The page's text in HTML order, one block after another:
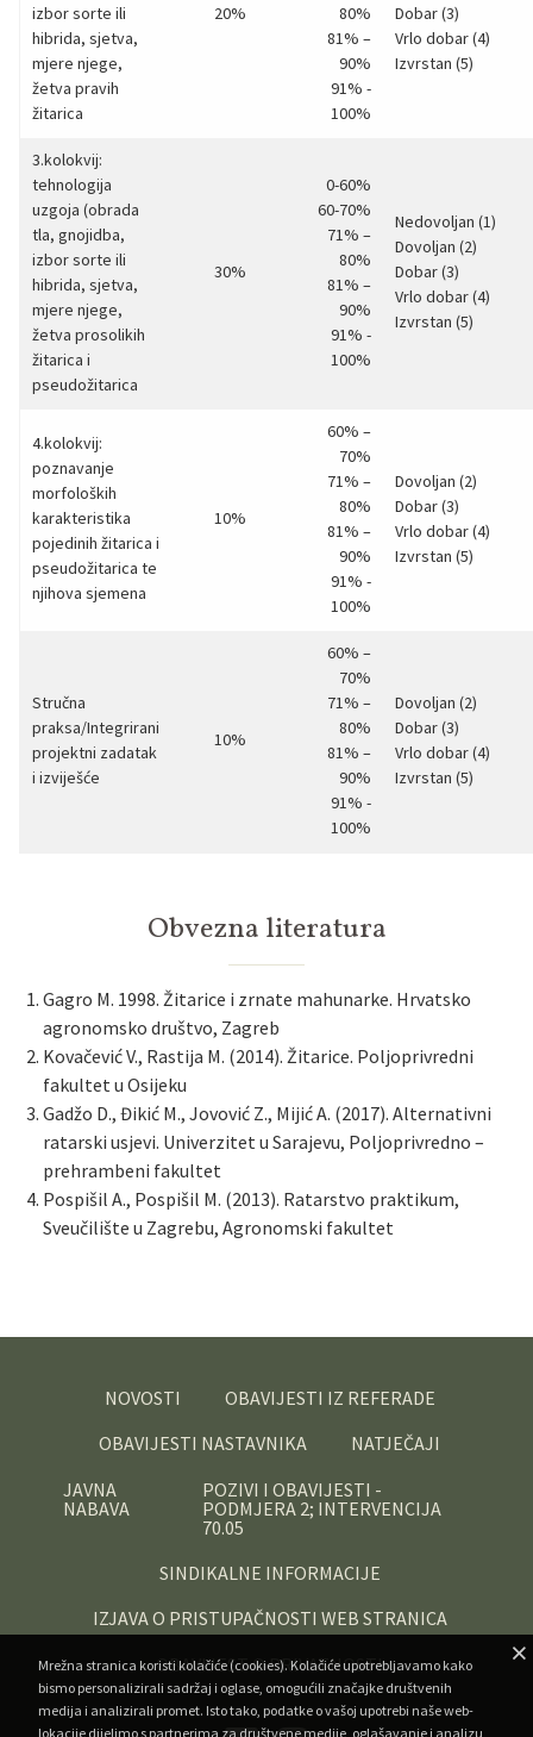
izbor sorte ili
hibrida, sjetva,
mjere njege,
žetva pravih
žitarica
20%
80%
81% –
90%
91% -
100%
Dobar (3)
Vrlo dobar (4)
Izvrstan (5)
3.kolokvij:
tehnologija
uzgoja (obrada
tla, gnojidba,
izbor sorte ili
hibrida, sjetva,
mjere njege,
žetva prosolikih
žitarica i
pseudožitarica
30%
0-60%
60-70%
71% –
80%
81% –
90%
91% -
100%
Nedovoljan (1)
Dovoljan (2)
Dobar (3)
Vrlo dobar (4)
Izvrstan (5)
4.kolokvij:
poznavanje
morfoloških
karakteristika
pojedinih žitarica i
pseudožitarica te
njihova sjemena
10%
60% –
70%
71% –
80%
81% –
90%
91% -
100%
Dovoljan (2)
Dobar (3)
Vrlo dobar (4)
Izvrstan (5)
Stručna
praksa/Integrirani
projektni zadatak
i izviješće
10%
60% –
70%
71% –
80%
81% –
90%
91% -
100%
Dovoljan (2)
Dobar (3)
Vrlo dobar (4)
Izvrstan (5)
Obvezna literatura
Gagro M. 1998. Žitarice i zrnate mahunarke. Hrvatsko
agronomsko društvo, Zagreb
Kovačević V., Rastija M. (2014). Žitarice. Poljoprivredni
fakultet u Osijeku
Gadžo D., Đikić M., Jovović Z., Mijić A. (2017). Alternativni
ratarski usjevi. Univerzitet u Sarajevu, Poljoprivredno –
prehrambeni fakultet
Pospišil A., Pospišil M. (2013). Ratarstvo praktikum,
Sveučilište u Zagrebu, Agronomski fakultet
NOVOSTI
OBAVIJESTI IZ REFERADE
OBAVIJESTI NASTAVNIKA
NATJEČAJI
JAVNA
NABAVA
POZIVI I OBAVIJESTI -
PODMJERA 2; INTERVENCIJA
70.05
SINDIKALNE INFORMACIJE
IZJAVA O PRISTUPAČNOSTI WEB STRANICA
OBAVIJEST O PRIVATNOSTI
Mrežna stranica koristi kolačiće (cookies). Kolačiće upotrebljavamo kako
bismo personalizirali sadržaj i oglase, omogućili značajke društvenih
medija i analizirali promet. Isto tako, podatke o vašoj upotrebi naše web-
lokacije dijelimo s partnerima za društvene medije, oglašavanje i analizu,